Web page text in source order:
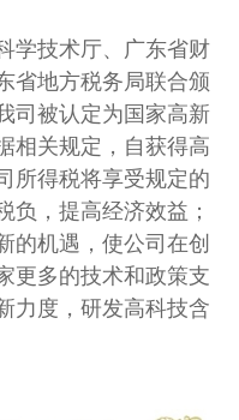
学技术厅、广东省财
省地方税务局联合颁
司被认定为国家高新
相关规定，自获得高
所得税将享受规定的
负，提高经济效益；
的机遇，使公司在创
更多的技术和政策支
力度，研发高科技含